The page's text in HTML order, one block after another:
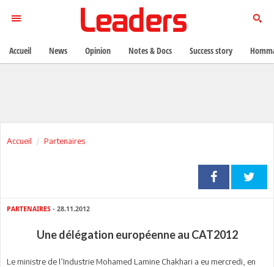
Accueil Partenaires
PARTENAIRES - 28.11.2012
Une délégation européenne au CAT2012
Le ministre de l’Industrie Mohamed Lamine Chakhari a eu mercredi, en
Accueil News Opinion Notes & Docs Success story